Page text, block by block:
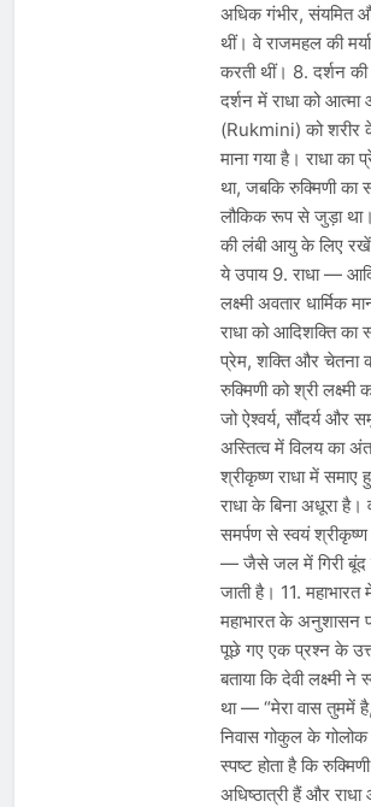
अधिक गंभीर, संयमित
थीं। वे राजमहल की
करती थीं। 8. दर्शन
दर्शन में राधा को आत्मा
(Rukmini) को शरीर
माना गया है। राधा का
था, जबकि रुक्मिणी का
लौकिक रूप से जुड़ा
की लंबी आयु के लिए
ये उपाय 9. राधा —
लक्ष्मी अवतार धार्मिक
राधा को आदिशक्ति का
प्रेम, शक्ति और चेतना
रुक्मिणी को श्री लक्ष्मी
जो ऐश्वर्य, सौंदर्य और
अस्तित्व में विलय का
श्रीकृष्ण राधा में
राधा के बिना अधूरा है।
समर्पण से स्वयं श्रीकृष्ण
— जैसे जल में गिरी बूंद
जाती है। 11.
महाभारत के अनुशासन
पूछे गए एक प्रश्न के
बताया कि देवी लक्ष्मी
था — “मेरा वास तुममें
निवास गोकुल के
स्पष्ट होता है कि
अधिष्ठात्री हैं और